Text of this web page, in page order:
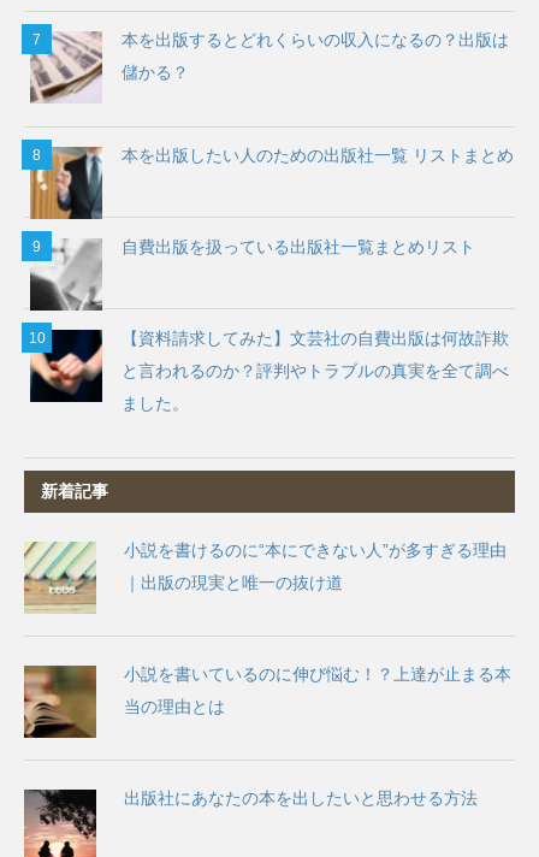
本を出版するとどれくらいの収入になるの？出版は
儲かる？
本を出版したい人のための出版社一覧 リストまとめ
自費出版を扱っている出版社一覧まとめリスト
【資料請求してみた】文芸社の自費出版は何故詐欺
と言われるのか？評判やトラブルの真実を全て調べ
ました。
新着記事
小説を書けるのに“本にできない人”が多すぎる理由
｜出版の現実と唯一の抜け道
小説を書いているのに伸び悩む！？上達が止まる本
当の理由とは
出版社にあなたの本を出したいと思わせる方法